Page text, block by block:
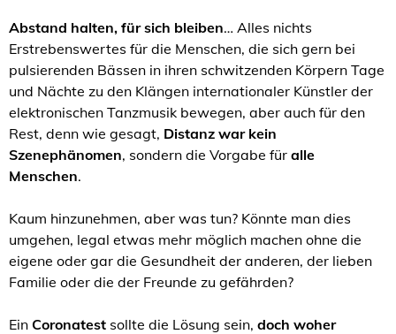
Abstand halten, für sich bleiben… Alles nichts
Erstrebenswertes für die Menschen, die sich gern bei
pulsierenden Bässen in ihren schwitzenden Körpern Tage
und Nächte zu den Klängen internationaler Künstler der
elektronischen Tanzmusik bewegen, aber auch für den
Rest, denn wie gesagt, Distanz war kein
Szenephänomen, sondern die Vorgabe für alle
Menschen.
Kaum hinzunehmen, aber was tun? Könnte man dies
umgehen, legal etwas mehr möglich machen ohne die
eigene oder gar die Gesundheit der anderen, der lieben
Familie oder die der Freunde zu gefährden?
Ein Coronatest sollte die Lösung sein, doch woher